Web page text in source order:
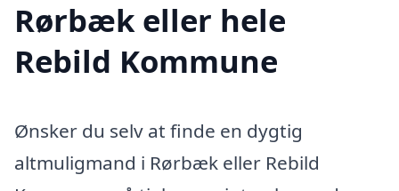
Rørbæk eller hele
Rebild Kommune
Ønsker du selv at finde en dygtig
altmuligmand i Rørbæk eller Rebild